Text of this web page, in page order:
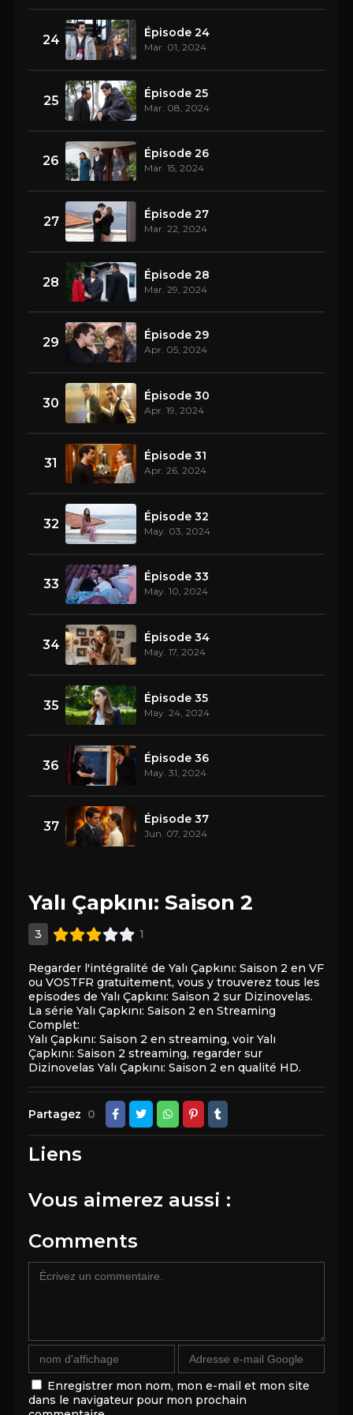
24 Épisode 24
Mar. 01, 2024
25 Épisode 25
Mar. 08, 2024
26 Épisode 26
Mar. 15, 2024
27 Épisode 27
Mar. 22, 2024
28 Épisode 28
Mar. 29, 2024
29 Épisode 29
Apr. 05, 2024
30 Épisode 30
Apr. 19, 2024
31 Épisode 31
Apr. 26, 2024
32 Épisode 32
May. 03, 2024
33 Épisode 33
May. 10, 2024
34 Épisode 34
May. 17, 2024
35 Épisode 35
May. 24, 2024
36 Épisode 36
May. 31, 2024
37 Épisode 37
Jun. 07, 2024
Yalı Çapkını: Saison 2
3 1
Regarder l'intégralité de Yalı Çapkını: Saison 2 en VF
ou VOSTFR gratuitement, vous y trouverez tous les
episodes de Yalı Çapkını: Saison 2 sur Dizinovelas.
La série Yalı Çapkını: Saison 2 en Streaming
Complet:
Yalı Çapkını: Saison 2 en streaming, voir Yalı
Çapkını: Saison 2 streaming, regarder sur
Dizinovelas Yalı Çapkını: Saison 2 en qualité HD.
Partagez 0
Liens
Vous aimerez aussi :
Comments
Enregistrer mon nom, mon e-mail et mon site
dans le navigateur pour mon prochain